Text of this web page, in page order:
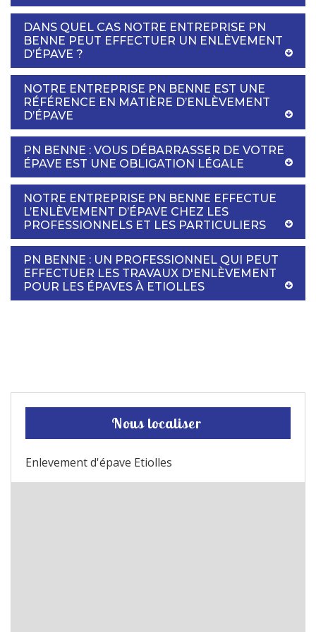
DANS QUEL CAS NOTRE ENTREPRISE PN
BENNE PEUT EFFECTUER UN ENLÈVEMENT
D’ÉPAVE ?
NOTRE ENTREPRISE PN BENNE EST UNE
RÉFÉRENCE EN MATIÈRE D’ENLÈVEMENT
D’ÉPAVE
PN BENNE : VOUS DÉBARRASSER DE VOTRE
ÉPAVE EST UNE OBLIGATION LÉGALE
NOTRE ENTREPRISE PN BENNE EFFECTUE
L’ENLÈVEMENT D’ÉPAVE CHEZ LES
PROFESSIONNELS ET LES PARTICULIERS
PN BENNE : UN PROFESSIONNEL QUI PEUT
EFFECTUER LES TRAVAUX D'ENLÈVEMENT
POUR LES ÉPAVES À ETIOLLES
Nous localiser
Enlevement d'épave Etiolles